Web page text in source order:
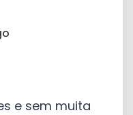
e sem muita